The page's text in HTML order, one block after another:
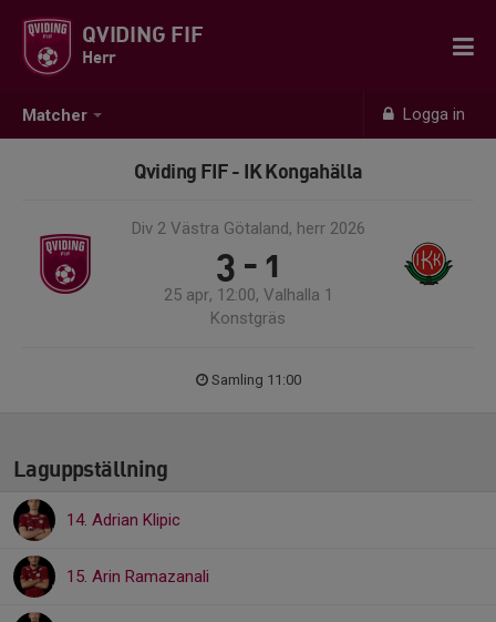
Matcher Logga in
QVIDING FIF
Herr
Qviding FIF - IK Kongahälla
Div 2 Västra Götaland, herr 2026
3 - 1
25 apr, 12:00, Valhalla 1
Konstgräs
Samling 11:00
Laguppställning
14. Adrian Klipic
15. Arin Ramazanali